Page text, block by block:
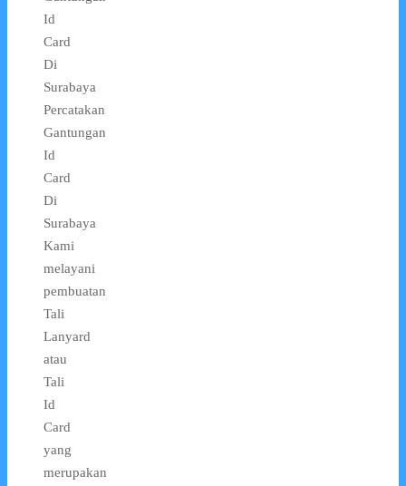
Id
Card
Di
Surabaya
Percatakan
Gantungan
Id
Card
Di
Surabaya
Kami
melayani
pembuatan
Tali
Lanyard
atau
Tali
Id
Card
yang
merupakan